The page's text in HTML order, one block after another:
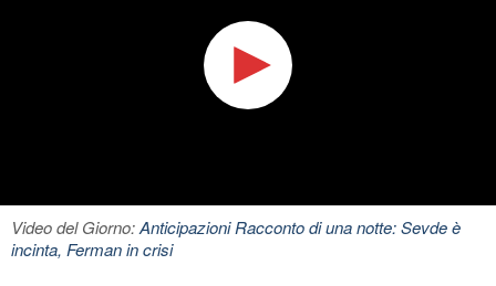
Video del Giorno:Anticipazioni Racconto di una notte: Sevde è
incinta, Ferman in crisi